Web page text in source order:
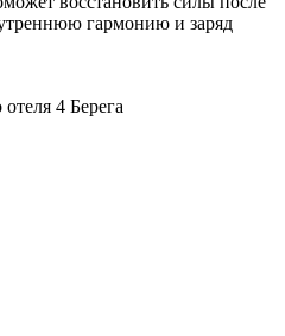
гармонию и заряд
4 Берега